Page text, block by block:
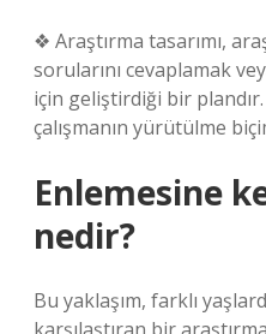
❖ Araştırma tasarımı,
sorularını cevaplamak
için geliştirdiği bir
çalışmanın yürütülme
Enlemesine
nedir?
Bu yaklaşım, farklı